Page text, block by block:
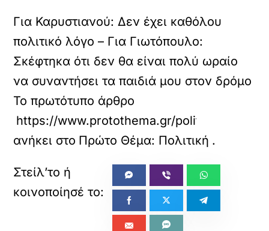
Για Καρυστιανού: Δεν έχει καθόλου
πολιτικό λόγο – Για Γιωτόπουλο:
Σκέφτηκα ότι δεν θα είναι πολύ ωραίο
να συναντήσει τα παιδιά μου στον δρόμο
Το πρωτότυπο άρθρο
https://www.protothema.gr/politics/article/
ανήκει στο Πρώτο Θέμα: Πολιτική .